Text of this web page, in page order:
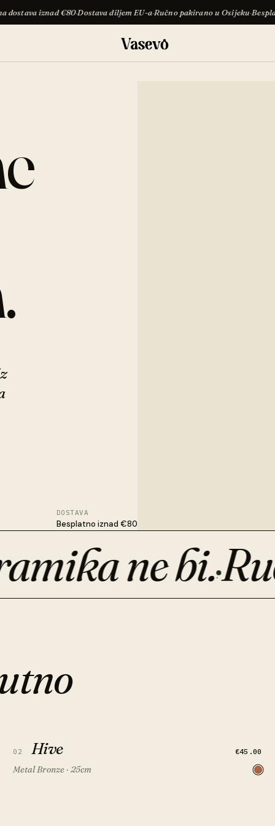
€80·Dostava diljem EU-a·Ručno pakirano u Osijeku·Besplatna dostava
DOSTAVA
Besplatno iznad €80
Ručno dorada u Osijeku. Sa cvijećem, suhim stabljikama ili
ne bi.·
FEATURED
02 Hive €45.00
Metal Bronze · 25cm